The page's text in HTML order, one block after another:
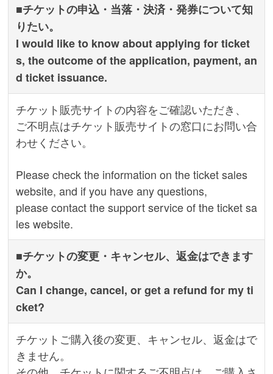
■チケットの申込・当落・決済・発券について知
りたい。
I would like to know about applying for ticket
s, the outcome of the application, payment, an
d ticket issuance.
チケット販売サイトの内容をご確認いただき、
ご不明点はチケット販売サイトの窓口にお問い合
わせください。
Please check the information on the ticket sales
website, and if you have any questions,
please contact the support service of the ticket sa
les website.
■チケットの変更・キャンセル、返金はできます
か。
Can I change, cancel, or get a refund for my ti
cket?
チケットご購入後の変更、キャンセル、返金はで
きません。